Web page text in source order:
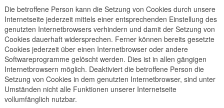
Die betroffene Person kann die Setzung von Cookies durch unsere
Internetseite jederzeit mittels einer entsprechenden Einstellung des
genutzten Internetbrowsers verhindern und damit der Setzung von
Cookies dauerhaft widersprechen. Ferner können bereits gesetzte
Cookies jederzeit über einen Internetbrowser oder andere
Softwareprogramme gelöscht werden. Dies ist in allen gängigen
Internetbrowsern möglich. Deaktiviert die betroffene Person die
Setzung von Cookies in dem genutzten Internetbrowser, sind unter
Umständen nicht alle Funktionen unserer Internetseite
vollumfänglich nutzbar.